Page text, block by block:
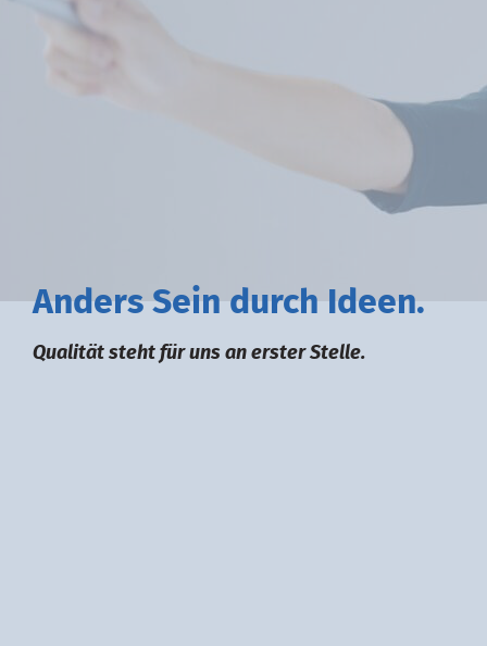
Anders Sein durch deen.
Qualität steht für uns an erster Stelle.